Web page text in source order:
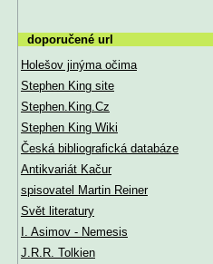
doporučené url
Holešov jinýma očima
Stephen King site
Stephen.King.Cz
Stephen King Wiki
Česká bibliografická databáze
Antikvariát Kačur
spisovatel Martin Reiner
Svět literatury
I. Asimov - Nemesis
J.R.R. Tolkien